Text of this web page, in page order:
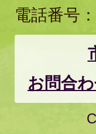
電話番号：
お問合